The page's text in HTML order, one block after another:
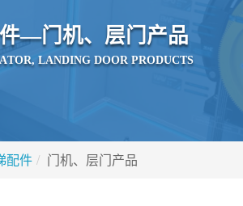
—门机、 层门 产品
ATOR, LANDING DOOR PRODUCTS
配件 门机、层门产品